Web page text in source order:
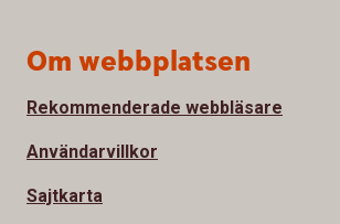
Om webbplatsen
Rekommenderade webbläsare
Användarvillkor
Sajtkarta